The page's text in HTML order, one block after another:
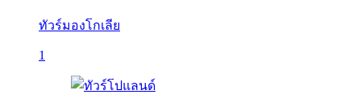
ทัวร์มองโกเลีย
1